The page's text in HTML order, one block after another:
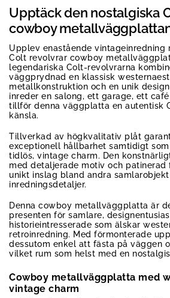
Upptäck den nostalgiska
cowboy
Upplev enastående vintageinredning
Colt revolvrar cowboy
legendariska Colt-revolvrarna
väggprydnad en klassisk
metallkonstruktion och en unik
inreder en salong, ett garage, ett
tillför denna väggplatta en autentisk
känsla.
Tillverkad av högkvalitativ plåt
exceptionell hållbarhet samtidigt
tidlös, vintage charm. Den
med detaljerade motiv och
unikt inslag bland andra
inredningsdetaljer.
Denna cowboy metallväggplatta är
presenten för samlare,
historieintresserade som älskar
retroinredning. Med förmonterade
dessutom enkel att fästa på väggen
vilket rum som helst med en
Cowboy metallväggplatta med
vintage charm